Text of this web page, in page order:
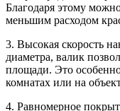
Благодаря этому
меньшим расходом
3. Высокая скорость
диаметра, валик
площади. Это
комнатах или на
4. Равномерное